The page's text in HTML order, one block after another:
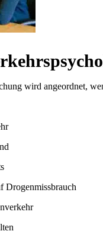
wird angeordnet,
Drogenmissbrauch